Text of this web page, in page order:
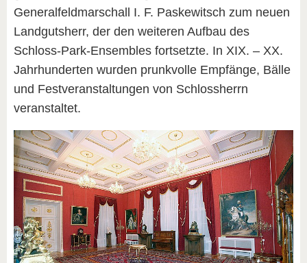
Generalfeldmarschall I. F. Paskewitsch zum neuen
Landgutsherr, der den weiteren Aufbau des
Schloss-Park-Ensembles fortsetzte. In XIX. – XX.
Jahrhunderten wurden prunkvolle Empfänge, Bälle
und Festveranstaltungen von Schlossherrn
veranstaltet.